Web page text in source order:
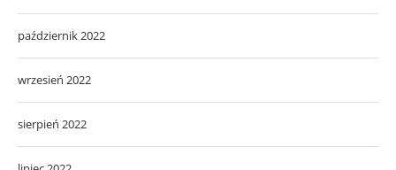
październik 2022
wrzesień 2022
sierpień 2022